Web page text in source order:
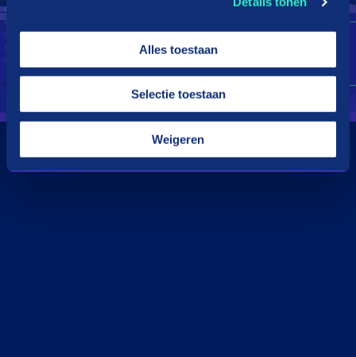
Alles toestaan
Selectie toestaan
Weigeren